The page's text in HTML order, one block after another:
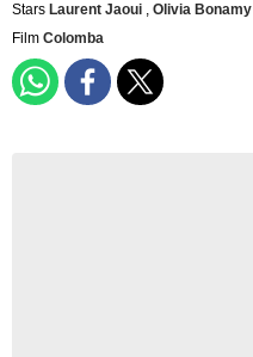
Stars Laurent Jaoui , Olivia Bonamy
Film Colomba